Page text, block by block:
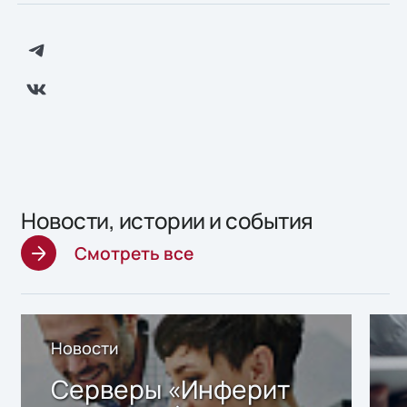
Новости, истории и события
Смотреть все
Новости
Серверы «Инферит